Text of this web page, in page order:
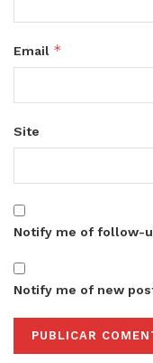
Email *
Site
Notify me of follow-
Notify me of new